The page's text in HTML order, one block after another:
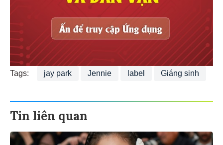
Tags: jay park Jennie label Giáng sinh
Tin liên quan